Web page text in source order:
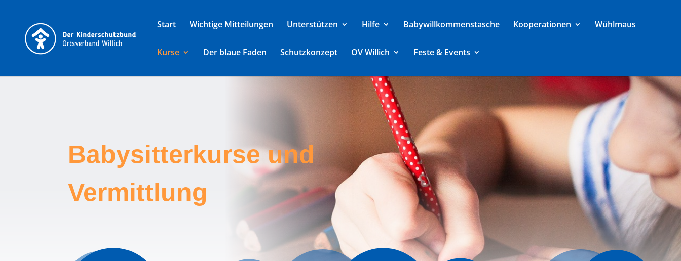
Start Wichtige Mitteilungen Unterstützen Hilfe Babywillkommenstasche Kooperationen Wühlmaus
Kurse Der blaue Faden Schutzkonzept OV Willich Feste & Events
Babysitterkurse und
Vermittlung